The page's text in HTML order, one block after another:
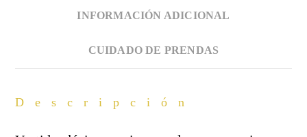
INFORMACIÓN ADICIONAL
CUIDADO DE PRENDAS
Descripción